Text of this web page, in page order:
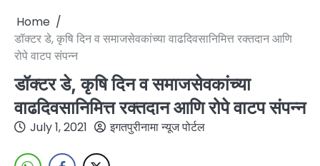
Home
डॉक्टर डे, कृषि दिन व समाजसेवकांच्या वाढदिवसानिमित्त रक्तदान आणि
रोपे वाटप संपन्न
डॉक्टर डे, कृषि दिन व समाजसेवकांच्या
वाढदिवसानिमित्त रक्तदान आणि रोपे वाटप संपन्न
July 1, 2021 इगतपुरीनामा न्यूज पोर्टल